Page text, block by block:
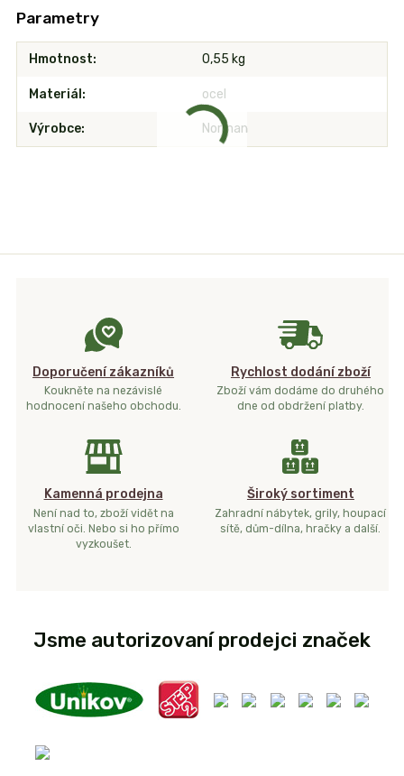
Parametry
Hmotnost 0,55 kg
Materiál ocel
Výrobce Norman
Doporučení zákazníků
Koukněte na nezávislé
hodnocení našeho obchodu.
Rychlost dodání zboží
Zboží vám dodáme do druhého
dne od obdržení platby.
Kamenná prodejna
Není nad to, zboží vidět na
vlastní oči. Nebo si ho přímo
vyzkoušet.
Široký sortiment
Zahradní nábytek, grily, houpací
sítě, dům-dílna, hračky a další.
Jsme autorizovaní prodejci značek